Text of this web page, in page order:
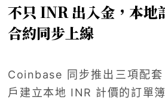
不只 INR 出入金，本地
合約同步上線
Coinbase 同步推出三項配套
戶建立本地 INR 計價的訂單